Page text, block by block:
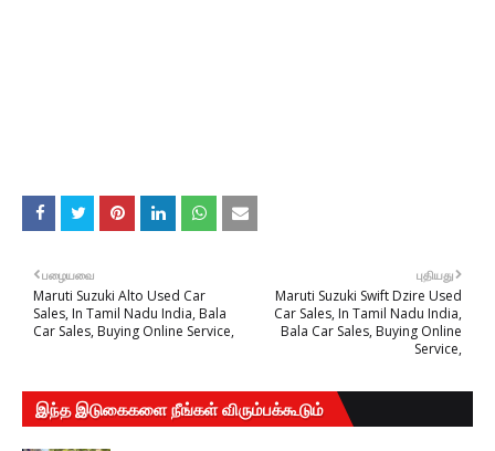
புதியது
Maruti Suzuki Swift Dzire Used
Car Sales, In Tamil Nadu India,
Bala Car Sales, Buying Online
Service,
பழையவை
Maruti Suzuki Alto Used Car
Sales, In Tamil Nadu India, Bala
Car Sales, Buying Online Service,
இந்த இடுகைகளை நீங்கள் விரும்பக்கூடும்